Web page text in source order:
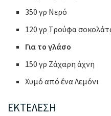
350 γρ Νερό
120 γρ Τρούφα
Για το γλάσο
150 γρ Ζάχαρη άχνη
Χυμό από ένα Λεμόνι
ΕΚΤΕΛΕΣΗ